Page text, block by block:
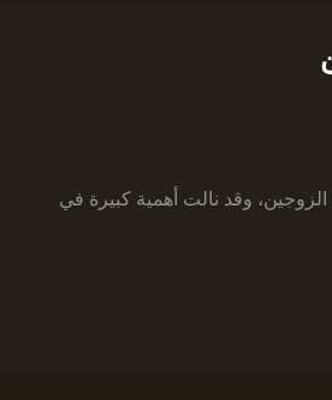
وقد نالت أهمية كبيرة في